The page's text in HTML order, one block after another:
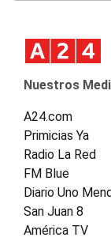
Nuestros
A24.com
Primicias Ya
Radio La Red
FM Blue
Diario Uno
San Juan 8
América TV